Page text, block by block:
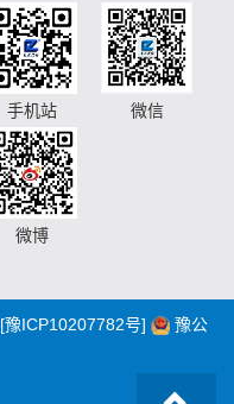
手机站 微信
微博
[豫ICP10207782号]
豫公